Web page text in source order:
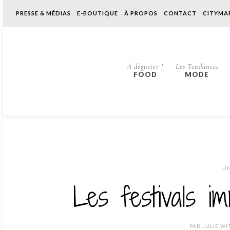
PRESSE & MÉDIAS E-BOUTIQUE À PROPOS CONTACT
À déguster !
FOOD
Les Tendances
MODE
Les festivals
PAR JULIE